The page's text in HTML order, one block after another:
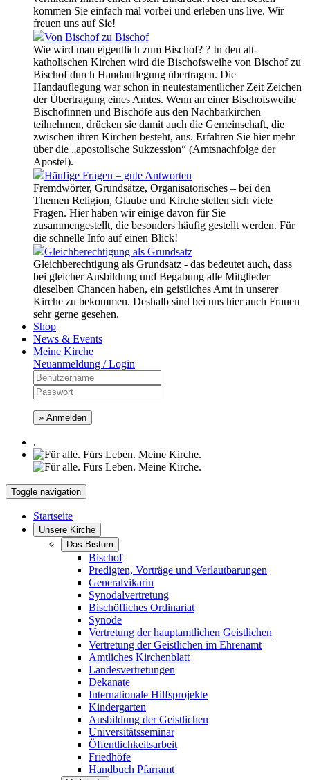
kommen Sie einfach mal vorbei und erleben uns live. Wir
freuen uns auf Sie!
Von Bischof zu Bischof
Wie wird man eigentlich zum Bischof? ? In den alt-
katholischen Kirchen wird die Bischofsweihe von Bischof zu
Bischof durch Handauflegung übertragen. Die
Handauflegung war schon in neutestamentlicher Zeit Zeichen
der Übertragung eines Amtes. Wenn an einer Bischofsweihe
Bischöfinnen und Bischöfe aus den Nachbarkirchen
teilnehmen, drücken sie damit auch die Gemeinschaft, die
zwischen ihren Kirchen besteht, aus. Erfahren Sie hier mehr
über die „apostolische Sukzession“ (Amtsnachfolge der
Apostel).
Häufige Fragen – gute Antworten
Fremdwörter, Grundsätze, Organisatorisches – bei den
Themen Religion, Glaube und Kirche stellen sich viele
Fragen. Hier haben wir einige davon für Sie
zusammengestellt, die besonders häufig gestellt werden. Für
die schnelle Info auf einen Blick!
Gleichberechtigung als Grundsatz
Gleichberechtigung als Grundsatz - das bedeutet auch, dass
bei gleicher Ausbildung und Begabung alle Mitglieder
dieselben Chancen haben, ein geistliches Amt in unserer
Kirche zu bekommen. Deshalb sind bei uns hier auch Frauen
sehr gerne gesehen.
Shop
News & Events
Meine Kirche
Neuanmeldung / Login
» Anmelden
.
Toggle navigation
Startseite
Unsere Kirche
Das Bistum
Bischof
Predigten, Vorträge und Verlautbarungen
Generalvikarin
Synodalvertretung
Bischöfliches Ordinariat
Synode
Vertretung der hauptamtlichen Geistlichen
Vertretung der Geistlichen im Ehrenamt
Amtliches Kirchenblatt
Landesvertretungen
Dekanate
Internationale Hilfsprojekte
Kindergarten
Ausbildung der Geistlichen
Universitätsseminar
Öffentlichkeitsarbeit
Friedhöfe
Handbuch Pfarramt